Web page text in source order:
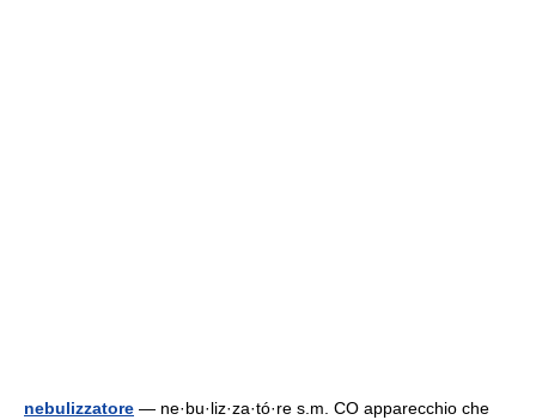
nebulizzatore — ne·bu·liz·za·tó·re s.m. CO apparecchio che